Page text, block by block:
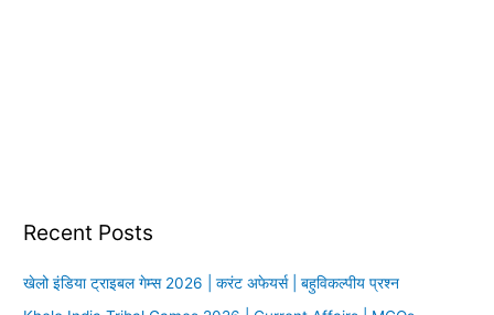
Recent Posts
खेलो इंडिया ट्राइबल गेम्स 2026 | करंट अफेयर्स | बहुविकल्पीय प्रश्न